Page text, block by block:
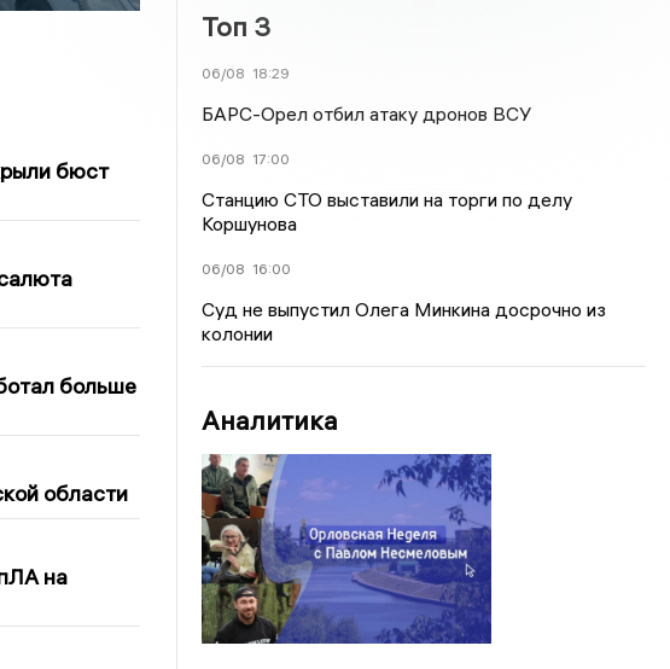
бюст
больше
области
на
Топ 3
06/08 18:29
БАРС-Орел отбил атаку дронов ВСУ
06/08 17:00
Станцию СТО выставили на торги по делу
Коршунова
06/08 16:00
Суд не выпустил Олега Минкина досрочно из
колонии
Аналитика